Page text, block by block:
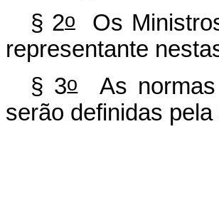
§ 2o
Os
representante
§ 3oAs normas
serão definidas